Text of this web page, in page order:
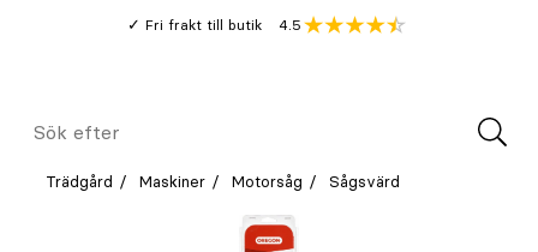
Fri frakt till butik
Genomsnitt
4.5
Meny
Sök
Trädgård Maskiner Motorsåg Sågsvärd